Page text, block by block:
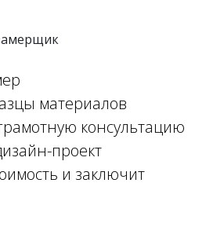
материалов
консультацию
проект
и заключит